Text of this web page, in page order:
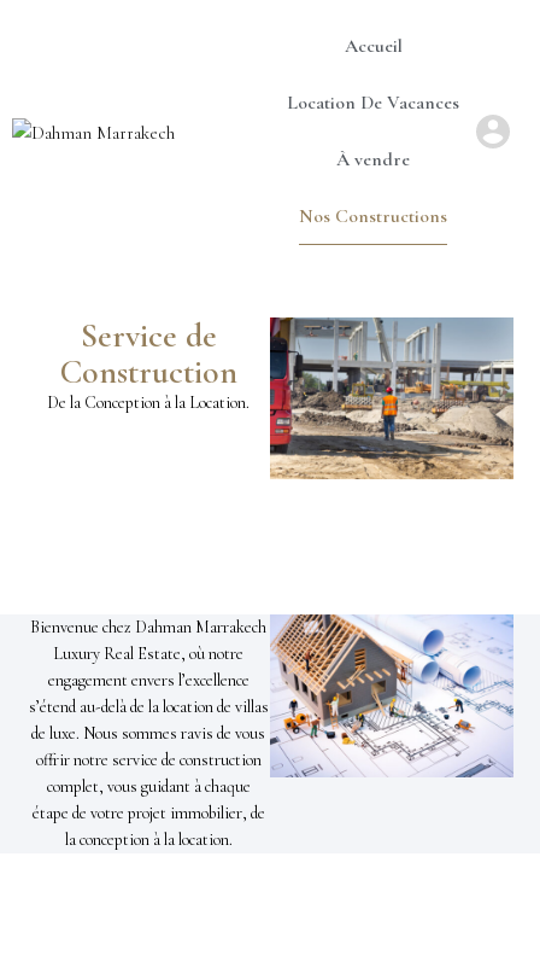
Accueil
Location De Vacances
À vendre
Nos Constructions
Service de
Construction
De la Conception à la Location.
Bienvenue chez Dahman Marrakech
Luxury Real Estate, où notre
engagement envers l’excellence
s’étend au-delà de la location de villas
de luxe. Nous sommes ravis de vous
offrir notre service de construction
complet, vous guidant à chaque
étape de votre projet immobilier, de
la conception à la location.